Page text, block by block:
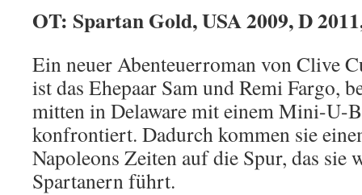
OT: Spartan Gold, USA 2009, D
Ein neuer Abenteuerroman von Clive
ist das Ehepaar Sam und Remi Fargo,
mitten in Delaware mit einem Mini-U-
konfrontiert. Dadurch kommen sie
Napoleons Zeiten auf die Spur, das sie
Spartanern führt.